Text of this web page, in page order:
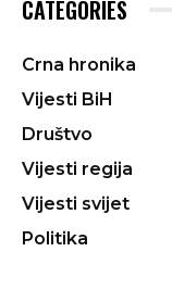
CATEGORIES
Crna hronika
Vijesti BiH
Društvo
Vijesti regija
Vijesti svijet
Politika